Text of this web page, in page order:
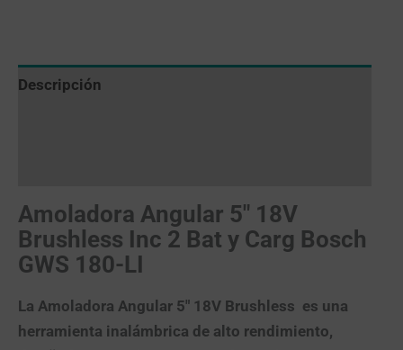
Descripción
Amoladora Angular 5″ 18V
Brushless Inc 2 Bat y Carg Bosch
GWS 180-LI
La Amoladora Angular 5″ 18V Brushless es una
herramienta inalámbrica de alto rendimiento,